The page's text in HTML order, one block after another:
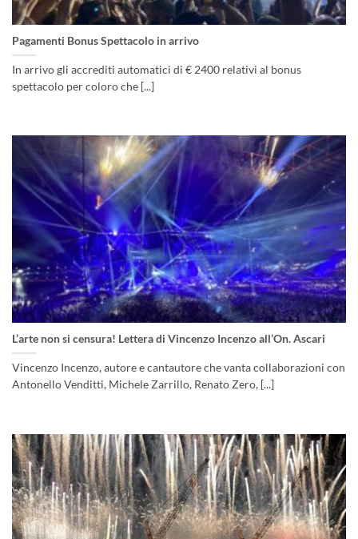
Pagamenti Bonus Spettacolo in arrivo
In arrivo gli accrediti automatici di € 2400 relativi al bonus
spettacolo per coloro che [...]
L’arte non si censura! Lettera di Vincenzo Incenzo all’On. Ascari
Vincenzo Incenzo, autore e cantautore che vanta collaborazioni con
Antonello Venditti, Michele Zarrillo, Renato Zero, [...]